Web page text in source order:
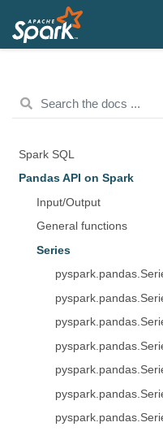
Spark SQL
Pandas API on Spark
Input/Output
General functions
Series